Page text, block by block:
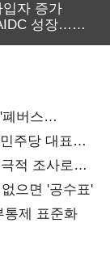
입자 증가
성장…
버스
주당 대표로
적 조사로
으면 '공수표'
통제 표준화